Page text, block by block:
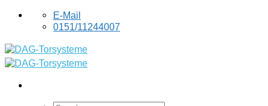
Skip
E-Mail
0151/11244007